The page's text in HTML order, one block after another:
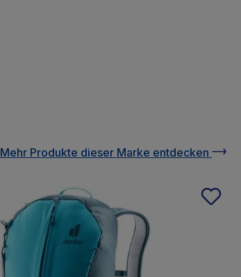
Mehr Produkte dieser Marke entdecken